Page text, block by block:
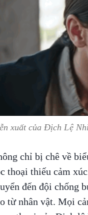
xuất của Địch Lệ
chỉ bị chê về
thoại thiếu cảm
đến đội chống
từ nhân vật. Mọi